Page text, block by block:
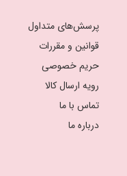
پرسش‌های متداول
قوانین و مقررات
حریم خصوصی
رویه ارسال کالا
تماس با ما
درباره ما